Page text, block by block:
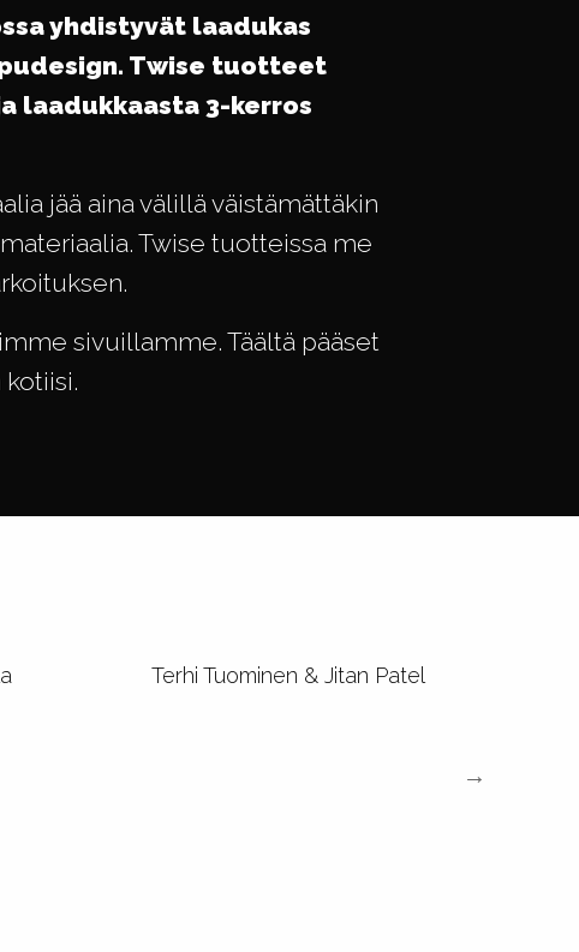
yhdistyvät laadukas
Twise tuotteet
laadukkaasta 3-kerros
jää aina välillä väistämättäkin
Twise tuotteissa me
sivuillamme. Täältä pääset
Terhi Tuominen & Jitan Patel